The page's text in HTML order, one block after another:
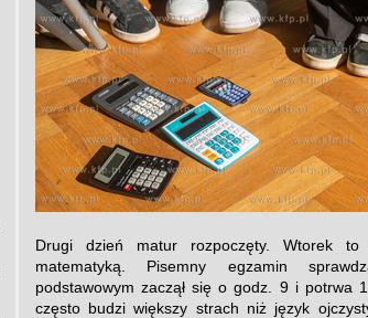
Drugi dzień matur rozpoczęty. Wtorek
matematyką. Pisemny egzamin
podstawowym zaczął się o godz. 9 i potrwa
często budzi większy strach niż język